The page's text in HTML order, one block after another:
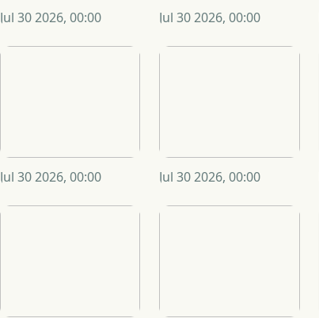
Jul 30 2026, 00:00 Jul 30 2026, 00:00
Jul 30 2026, 00:00 Jul 30 2026, 00:00